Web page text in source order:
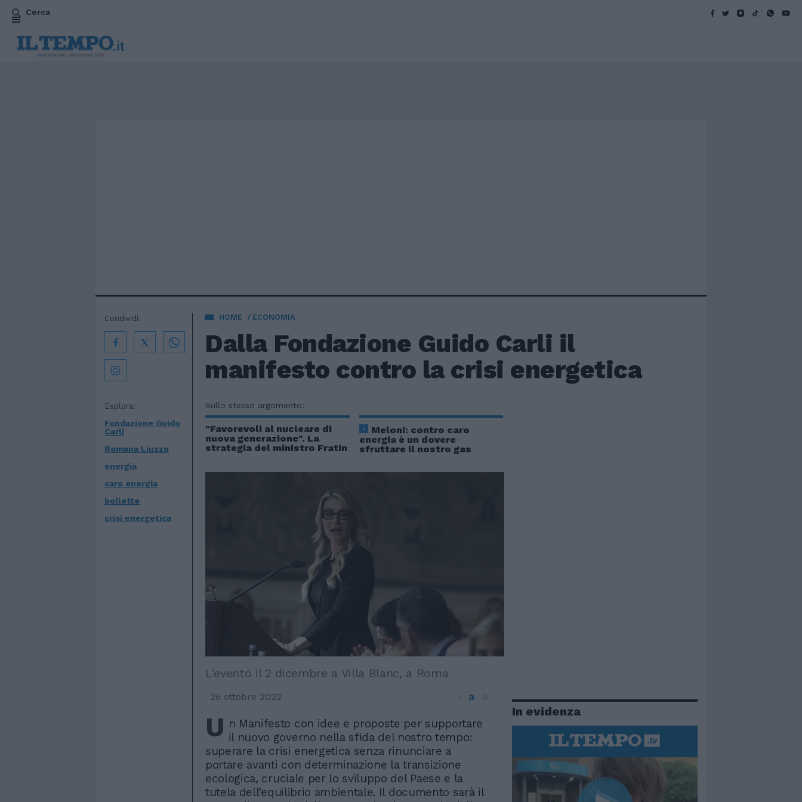
Cerca
HOME ECONOMIA
Dalla Fondazione Guido Carli il
manifesto contro la crisi energetica
Esplora:
Fondazione Guido
Carli
Romana Liuzzo
energia
caro energia
bollette
crisi energetica
Condividi:
Sullo stesso argomento:
"Favorevoli al nucleare di
nuova generazione". La
strategia del ministro Fratin
Meloni: contro caro
energia è un dovere
sfruttare il nostro gas
L'evento il 2 dicembre a Villa Blanc, a Roma
26 ottobre 2022 a
U n Manifesto con idee e proposte per supportare
il nuovo governo nella sfida del nostro tempo:
superare la crisi energetica senza rinunciare a
portare avanti con determinazione la transizione
ecologica, cruciale per lo sviluppo del Paese e la
tutela dell’equilibrio ambientale. Il documento sarà il
In evidenza